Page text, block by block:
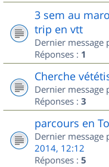
3 sem au
trip en vtt
Dernier message
Réponses : 1
Cherche
Dernier message
Réponses : 3
parcours en
Dernier message
2014, 12:12
Réponses : 5